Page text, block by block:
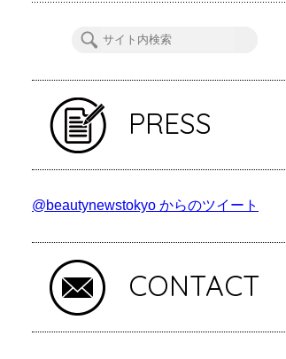
PRESS
@beautynewstokyo からのツイート
CONTACT